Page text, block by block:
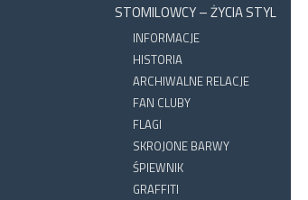
STOMILOWCY – ŻYCIA STYL
INFORMACJE
HISTORIA
ARCHIWALNE RELACJE
FAN CLUBY
FLAGI
SKROJONE BARWY
ŚPIEWNIK
GRAFFITI